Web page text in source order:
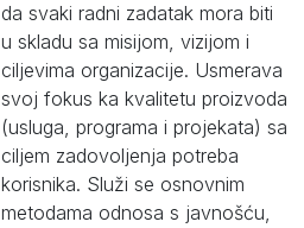
da svaki radni zadatak mora biti
u skladu sa misijom, vizijom i
ciljevima organizacije. Usmerava
svoj fokus ka kvalitetu proizvoda
(usluga, programa i projekata) sa
ciljem zadovoljenja potreba
korisnika. Služi se osnovnim
metodama odnosa s javnošću,